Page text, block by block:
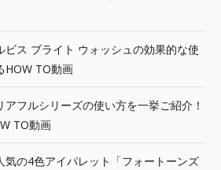
ビス ブライト ウォッシュの効果的な使
HOW TO動画
アフルシリーズの使い方を一挙ご紹介！
TO動画
気の4色アイパレット「フォートーンズ